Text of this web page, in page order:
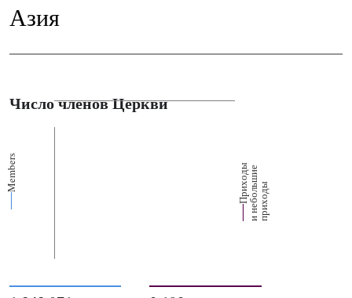
Азия
Число членов Церкви
Members П
р
их
о
д
ы
и
н
е
б
о
ль
ш
ие
п
р
и
х
о
ды